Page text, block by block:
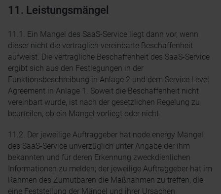
11. Leistungsmängel
11.1. Ein Mangel des SaaS-Service liegt dann vor, wenn
dieser nicht die vertraglich vereinbarte Beschaffenheit
aufweist. Die vertragliche Beschaffenheit des SaaS-Service
ergibt sich aus den Festlegungen in der
Funktionsbeschreibung in Anlage 2 und dem Service Level
Agreement in Anlage 1. Soweit die Beschaffenheit nicht
vereinbart wurde, ist nach der gesetzlichen Regelung zu
beurteilen, ob ein Mangel vorliegt oder nicht.
11.2. Der jeweilige Auftraggeber hat node.energy Mängel
des SaaS-Service unverzüglich unter Angabe der ihm
bekannten und für deren Erkennung zweckdienlichen
Informationen zu melden; der jeweilige Auftraggeber hat im
Rahmen des Zumutbaren die Maßnahmen zu treffen, die
eine Feststellung der Mängel und ihrer Ursachen